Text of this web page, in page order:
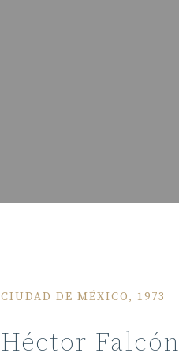
CIUDAD DE MÉXICO, 1973
Héctor Falcón